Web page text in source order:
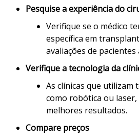
Pesquise a experiência do
Verifique se o médico
específica em
avaliações de
Verifique a tecnologia da
As clínicas que utilizam
como robótica ou
melhores resultados.
Compare preços